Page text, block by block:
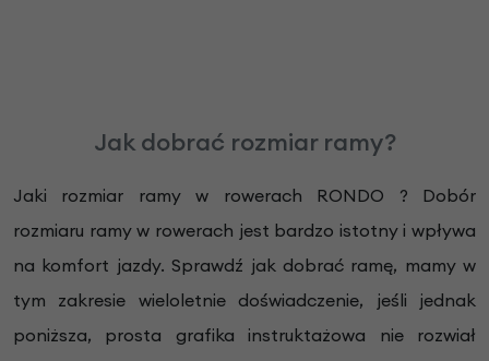
Jak dobrać rozmiar ramy?
Jaki rozmiar ramy w rowerach RONDO ? Dobór
rozmiaru ramy w rowerach jest bardzo istotny i wpływa
na komfort jazdy. Sprawdź jak dobrać ramę, mamy w
tym zakresie wieloletnie doświadczenie, jeśli jednak
poniższa, prosta grafika instruktażowa nie rozwiał